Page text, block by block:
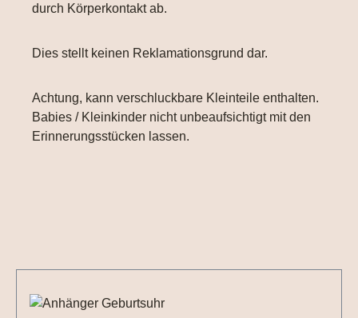
durch Körperkontakt ab.
Dies stellt keinen Reklamationsgrund dar.
Achtung, kann verschluckbare Kleinteile enthalten.
Babies / Kleinkinder nicht unbeaufsichtigt mit den
Erinnerungsstücken lassen.